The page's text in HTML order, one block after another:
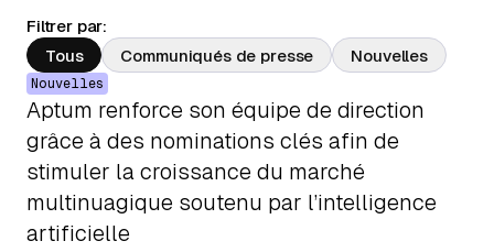
Filtrer par:
Tous
Communiqués de presse Nouvelles
Nouvelles
Aptum renforce son équipe de direction
grâce à des nominations clés afin de
stimuler la croissance du marché
multinuagique soutenu par l’intelligence
artificielle